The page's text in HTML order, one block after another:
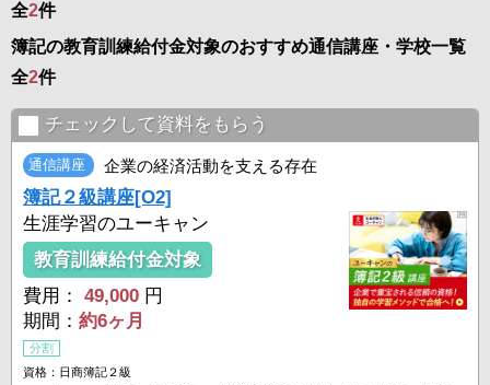
全2件
簿記の教育訓練給付金対象のおすすめ通信講座・学校一覧
全2件
チェックして資料をもらう
通信講座 企業の経済活動を支える存在
簿記２級講座[O2]
生涯学習のユーキャン
教育訓練給付金対象
費用：
49,000 円
期間： 約6ヶ月
分割
資格：日商簿記２級